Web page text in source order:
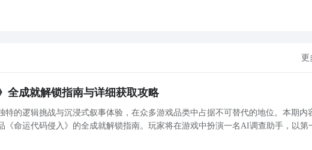
更
全成就解锁指南与详细获取攻略
特的逻辑挑战与沉浸式叙事体验，在众多游戏品类中占据不可替代的地位。本期内
《命运代码侵入》的全成就解锁指南。玩家将在游戏中扮演一名AI调查助手，以第